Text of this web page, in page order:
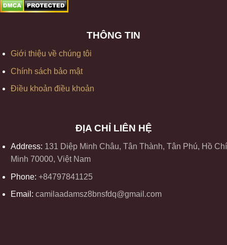
THÔNG TIN
Giới thiệu về chúng tôi
Chính sách bảo mật
Điều khoản điều khoản
ĐỊA CHỈ LIÊN HỆ
Address: 131 Diệp Minh Châu, Tân Thành, Tân Phú, Hồ Chí
Minh 70000, Việt Nam
Phone: +84797841125
Email: camilaadamsz8bnsfdq@gmail.com